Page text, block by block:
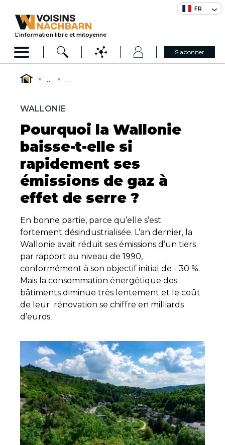
FR
L’information libre et mitoyenne
S'abonner
... ...
WALLONIE
Pourquoi la Wallonie
baisse-t-elle si
rapidement ses
émissions de gaz à
effet de serre ?
En bonne partie, parce qu’elle s’est
fortement désindustrialisée. L’an dernier, la
Wallonie avait réduit ses émissions d’un tiers
par rapport au niveau de 1990,
conformément à son objectif initial de - 30 %.
Mais la consommation énergétique des
bâtiments diminue très lentement et le coût
de leur rénovation se chiffre en milliards
d’euros.